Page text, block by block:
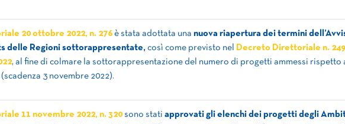
20 ottobre 2022, n. 276 è stata adottata una nuova riapertura dei termini
delle Regioni sottorappresentate, così come previsto nel Decreto Direttoriale n.
, al fine di colmare la sottorappresentazione del numero di progetti ammessi rispetto
3 novembre 2022).
11 novembre 2022, n. 320sono stati approvati gli elenchi dei progetti degli